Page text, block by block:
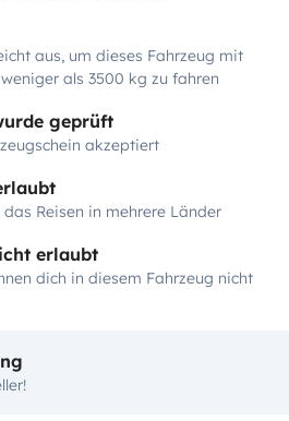
aus, um dieses Fahrzeug mit
als 3500 kg zu fahren
geprüft
akzeptiert
Reisen in mehrere Länder
erlaubt
dich in diesem Fahrzeug nicht